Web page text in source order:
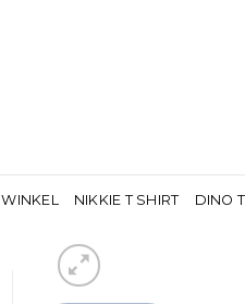
WINKEL NIKKIE T SHIRT DINO